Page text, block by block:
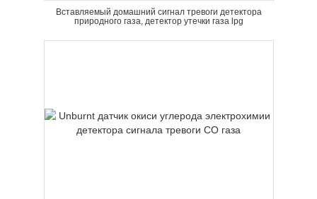
Вставляемый домашний сигнал тревоги детектора
природного газа, детектор утечки газа lpg